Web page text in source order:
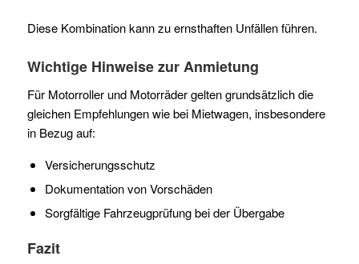
Diese Kombination kann zu ernsthaften Unfällen führen.
Wichtige Hinweise zur Anmietung
Für Motorroller und Motorräder gelten grundsätzlich die
gleichen Empfehlungen wie bei Mietwagen, insbesondere
in Bezug auf:
Versicherungsschutz
Dokumentation von Vorschäden
Sorgfältige Fahrzeugprüfung bei der Übergabe
Fazit